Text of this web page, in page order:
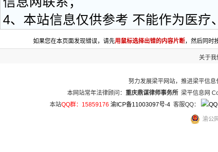
4、本站信息仅供参考 不能作为医疗
如果您在本页面发现错误，请先用鼠标选择出错的内容片断，然后同时
关于我
努力发展梁平网站，推进梁平信
本网站常年法律顾问： 重庆鼎谋律师事务所梁平信息网
本站QQ群：15859176 渝ICP备11003097号-4 客服QQ：
渝公